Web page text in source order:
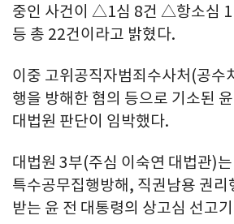
중인 사건이 △1심 8건 △항소심
등 총 22건이라고 밝혔다.
이중 고위공직자범죄수사처(공수
행을 방해한 혐의 등으로 기소된
대법원 판단이 임박했다.
대법원 3부(주심 이숙연 대법관)
특수공무집행방해, 직권남용 권리
받는 윤 전 대통령의 상고심 선고